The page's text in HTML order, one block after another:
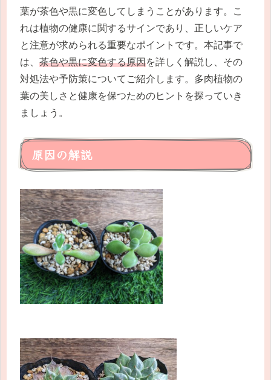
葉が茶色や黒に変色してしまうことがあります。こ
れは植物の健康に関するサインであり、正しいケア
と注意が求められる重要なポイントです。本記事で
は、 茶色や黒に変色する原因を詳しく解説し、その
対処法や予防策についてご紹介します。多肉植物の
葉の美しさと健康を保つためのヒントを探っていき
ましょう。
原因の解説